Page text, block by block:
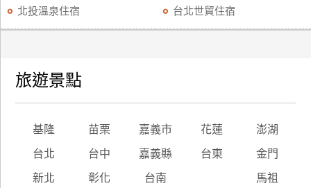
北投溫泉住宿 台北世貿住宿
旅遊景點
基隆 苗栗 嘉義市 花蓮 澎湖
台北 台中 嘉義縣 台東 金門
新北 彰化 台南 馬祖